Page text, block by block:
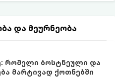
და მეურნეობა
რომელი ბოსტნეული და
მარტივად ქოთნებში